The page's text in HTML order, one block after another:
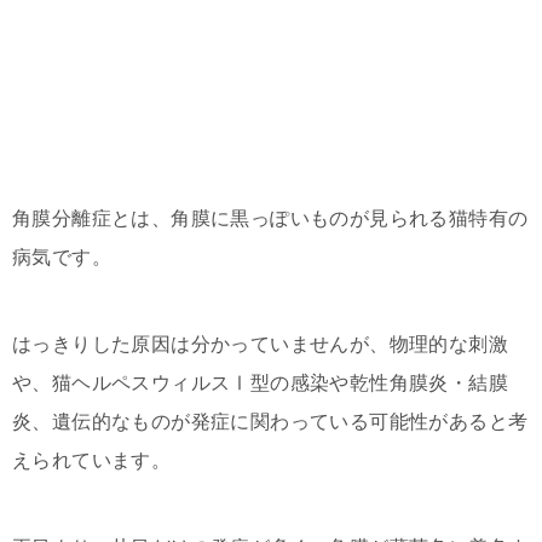
角膜分離症とは、角膜に黒っぽいものが見られる猫特有の
病気です。
はっきりした原因は分かっていませんが、物理的な刺激
や、猫ヘルペスウィルスⅠ型の感染や乾性角膜炎・結膜
炎、遺伝的なものが発症に関わっている可能性があると考
えられています。